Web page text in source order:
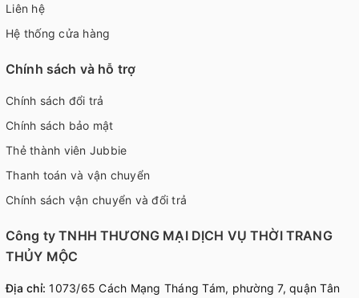
Liên hệ
Hệ thống cửa hàng
Chính sách và hỗ trợ
Chính sách đổi trả
Chính sách bảo mật
Thẻ thành viên Jubbie
Thanh toán và vận chuyển
Chính sách vận chuyển và đổi trả
Công ty TNHH THƯƠNG MẠI DỊCH VỤ THỜI TRANG
THỦY MỘC
Địa chỉ: 1073/65 Cách Mạng Tháng Tám, phường 7, quận Tân